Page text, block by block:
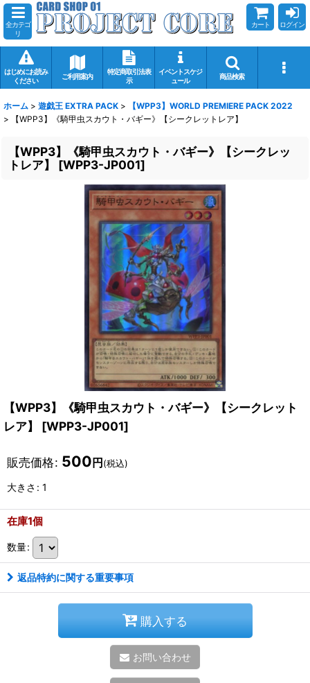
全カテゴ
リ
カート ログイン
はじめにお読み
ください
ご利用案内
特定商取引法表
示
イベントスケジ
ュール
商品検索
ホーム > 遊戯王 EXTRA PACK >
【WPP3】WORLD PREMIERE PACK 2022
>
【WPP3】《騎甲虫スカウト・バギー》【シークレットレア】
【WPP3】《騎甲虫スカウト・バギー》【シークレッ
トレア】
[WPP3-JP001]
【WPP3】《騎甲虫スカウト・バギー》【シークレット
レア】
[WPP3-JP001]
販売価格: 500 円 (税込)
大きさ : 1
在庫1個
数量:
返品特約に関する重要事項
購入する
お問い合わせ